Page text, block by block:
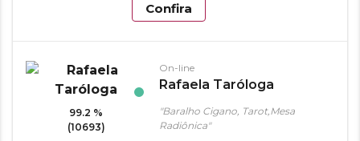
Confira
99.2 %
(10693)
On-line
Rafaela Taróloga
"Baralho Cigano, Tarot,Mesa
Radiônica"